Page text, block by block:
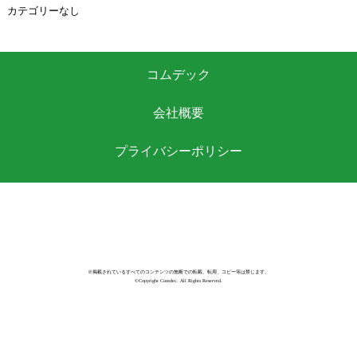
カテゴリーなし
コムデック
会社概要
プライバシーポリシー
※掲載されているすべてのコンテンツの無断での転載、転用、コピー等は禁じます。
©Copyright Comdec. All Rights Reserved.